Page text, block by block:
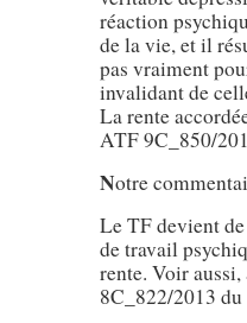
réaction
de la vie, et il
pas vraiment
invalidant de
La rente
ATF 9C_850/
Notre
Le TF devient
de travail
rente. Voir
8C_822/2013